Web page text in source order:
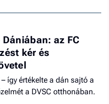
az FC
kér és
így értékelte a dán sajtó a
a DVSC otthonában.